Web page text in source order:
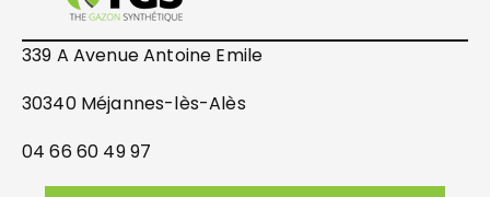
339 A Avenue Antoine Emile
30340 Méjannes-lès-Alès
04 66 60 49 97